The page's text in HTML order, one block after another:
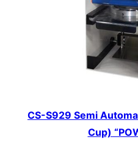
CS-S929 Semi
Cup)